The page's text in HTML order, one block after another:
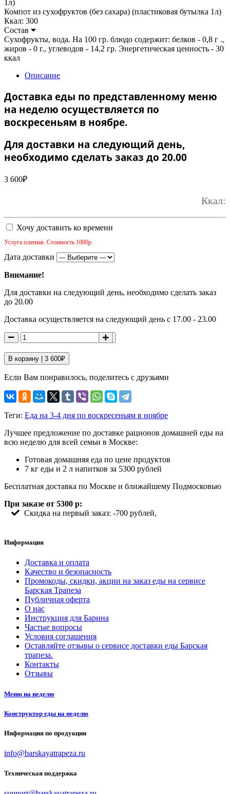
Компот из сухофруктов (без сахара) (пластиковая бутылка 1л)
Ккал: 300
Состав
Сухофрукты, вода. На 100 гр. блюдо содержит: белков - 0,8 г .,
жиров - 0 г., углеводов - 14,2 гр. Энергетическая ценность - 30
ккал
Описание
Доставка еды по представленному меню
на неделю осуществляется по
воскресеньям в ноябре.
Для доставки на следующий день,
необходимо сделать заказ до 20.00
3 600₽
Ккал:
Хочу доставить ко времени
Услуга платная. Стоимость 1000р.
Дата доставки
Внимание!
Для доставки на следующий день, необходимо сделать заказ
до 20.00
Доставка осуществляется на следующий день с 17.00 - 23.00
В корзину | 3 600₽
Если Вам понравилось, поделитесь с друзьями
Теги: Еда на 3-4 дня по воскресеньям в ноябре
Лучшее предложение по доставке рационов домашней еды на
всю неделю для всей семьи в Москве:
Готовая домашняя еда по цене продуктов
7 кг еды и 2 л напитков за 5300 рублей
Бесплатная доставка по Москве и ближайшему Подмосковью
При заказе от 5300 р:
Скидка на первый заказ: -700 рублей,
Информация
Доставка и оплата
Качество и безопасность
Промокоды, скидки, акции на заказ еды на сервисе
Барская Трапеза
Публичная оферта
О нас
Инструкция для Барина
Частые вопросы
Условия соглашения
Оставляйте отзывы о сервисе доставки еды Барская
трапеза.
Контакты
Отзывы
Меню на неделю
Конструктор еды на неделю
Информация по продукции
info@barskayatrapeza.ru
Техническая поддержка